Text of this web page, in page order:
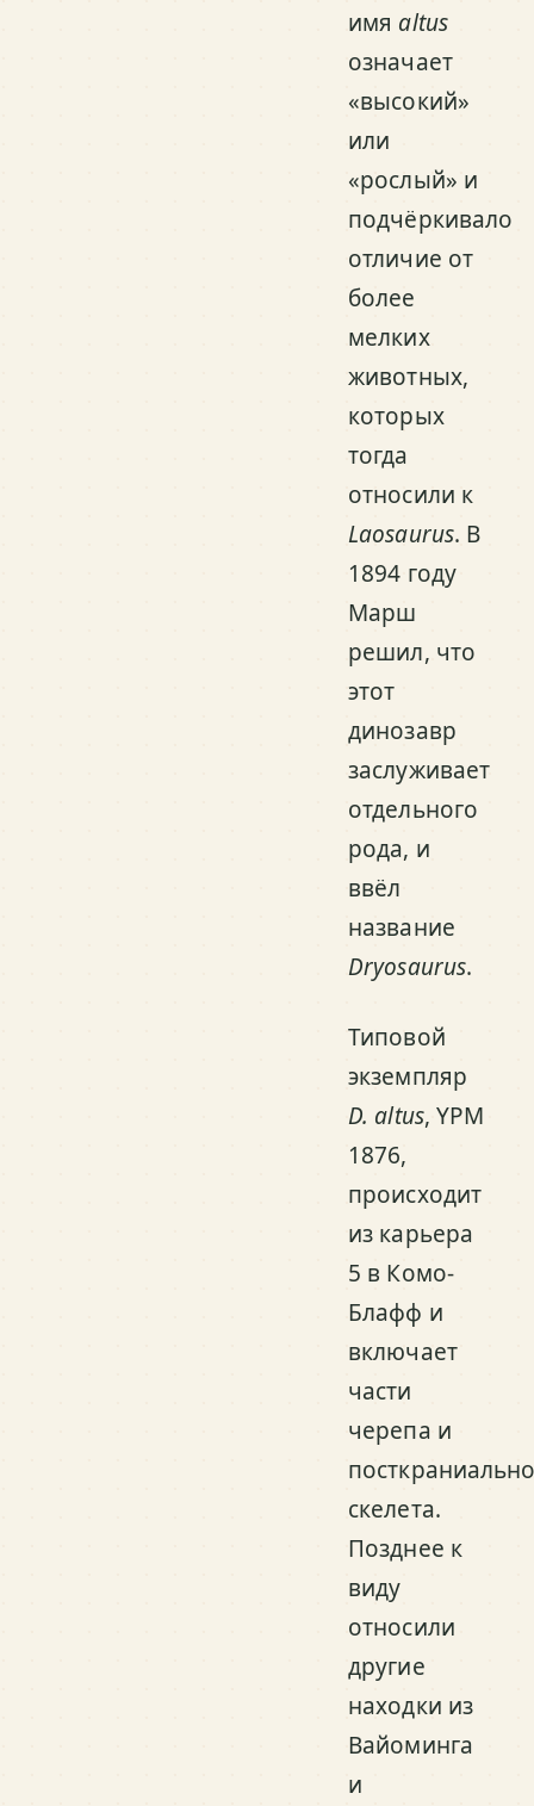
имя altus
означает
«высокий»
или
«рослый» и
подчёркивало
отличие от
более
мелких
животных,
которых
тогда
относили к
Laosaurus. В
1894 году
Марш
решил, что
этот
динозавр
заслуживает
отдельного
рода, и
ввёл
название
Dryosaurus.
Типовой
экземпляр
D. altus, YPM
1876,
происходит
из карьера
5 в Комо-
Блафф и
включает
части
черепа и
скелета.
Позднее к
виду
относили
другие
находки из
Вайоминга
и